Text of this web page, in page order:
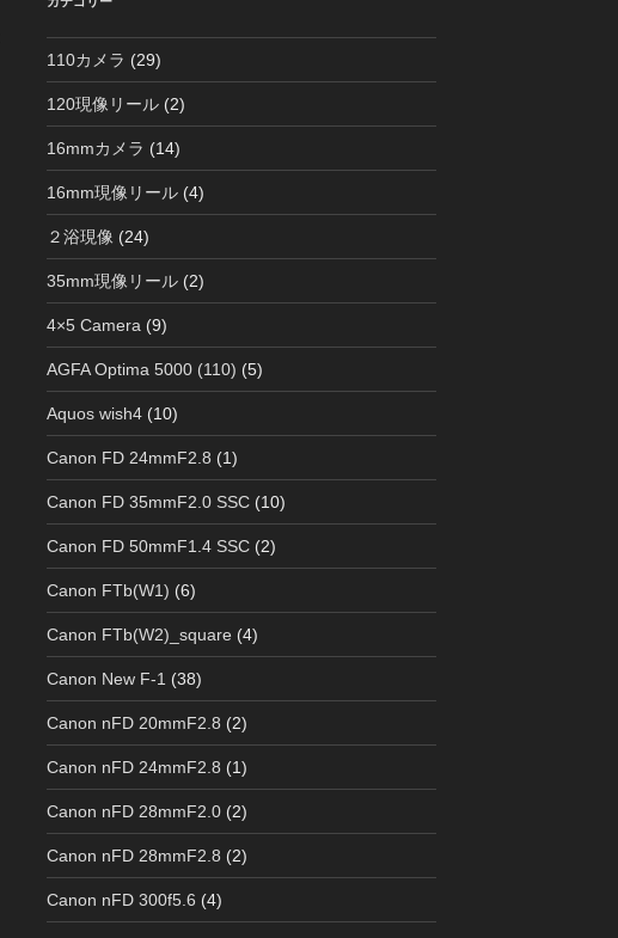
110カメラ (29)
120現像リール (2)
16mmカメラ (14)
16mm現像リール (4)
２浴現像 (24)
35mm現像リール (2)
4×5 Camera (9)
AGFA Optima 5000 (110) (5)
Aquos wish4 (10)
Canon FD 24mmF2.8 (1)
Canon FD 35mmF2.0 SSC (10)
Canon FD 50mmF1.4 SSC (2)
Canon FTb(W1) (6)
Canon FTb(W2)_square (4)
Canon New F-1 (38)
Canon nFD 20mmF2.8 (2)
Canon nFD 24mmF2.8 (1)
Canon nFD 28mmF2.0 (2)
Canon nFD 28mmF2.8 (2)
Canon nFD 300f5.6 (4)